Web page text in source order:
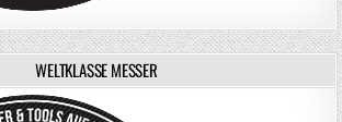
WELTKLASSE MESSER